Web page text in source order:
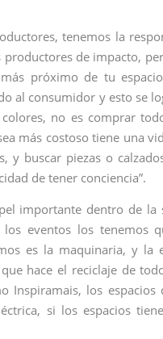
tenemos la
de impacto,
próximo de tu
al consumidor y esto se
no es comprar
más costoso tiene una
y buscar piezas o
de tener conciencia”.
importante dentro de
eventos los tenemos
es la maquinaria, y
hace el reciclaje de
Inspiramais, los
si los espacios